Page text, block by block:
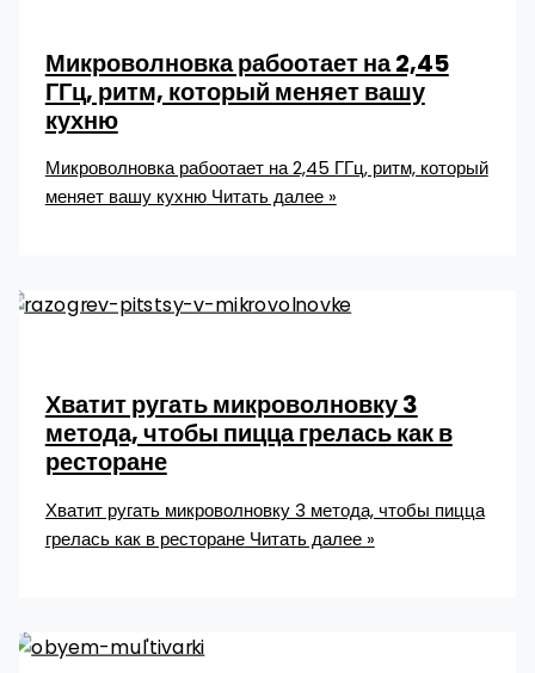
Микроволновка рабоотает на 2,45
ГГц, ритм, который меняет вашу
кухню
Микроволновка рабоотает на 2,45 ГГц, ритм, который
меняет вашу кухнюЧитать далее »
Хватит ругать микроволновку 3
метода, чтобы пицца грелась как в
ресторане
Хватит ругать микроволновку 3 метода, чтобы пицца
грелась как в ресторанеЧитать далее »